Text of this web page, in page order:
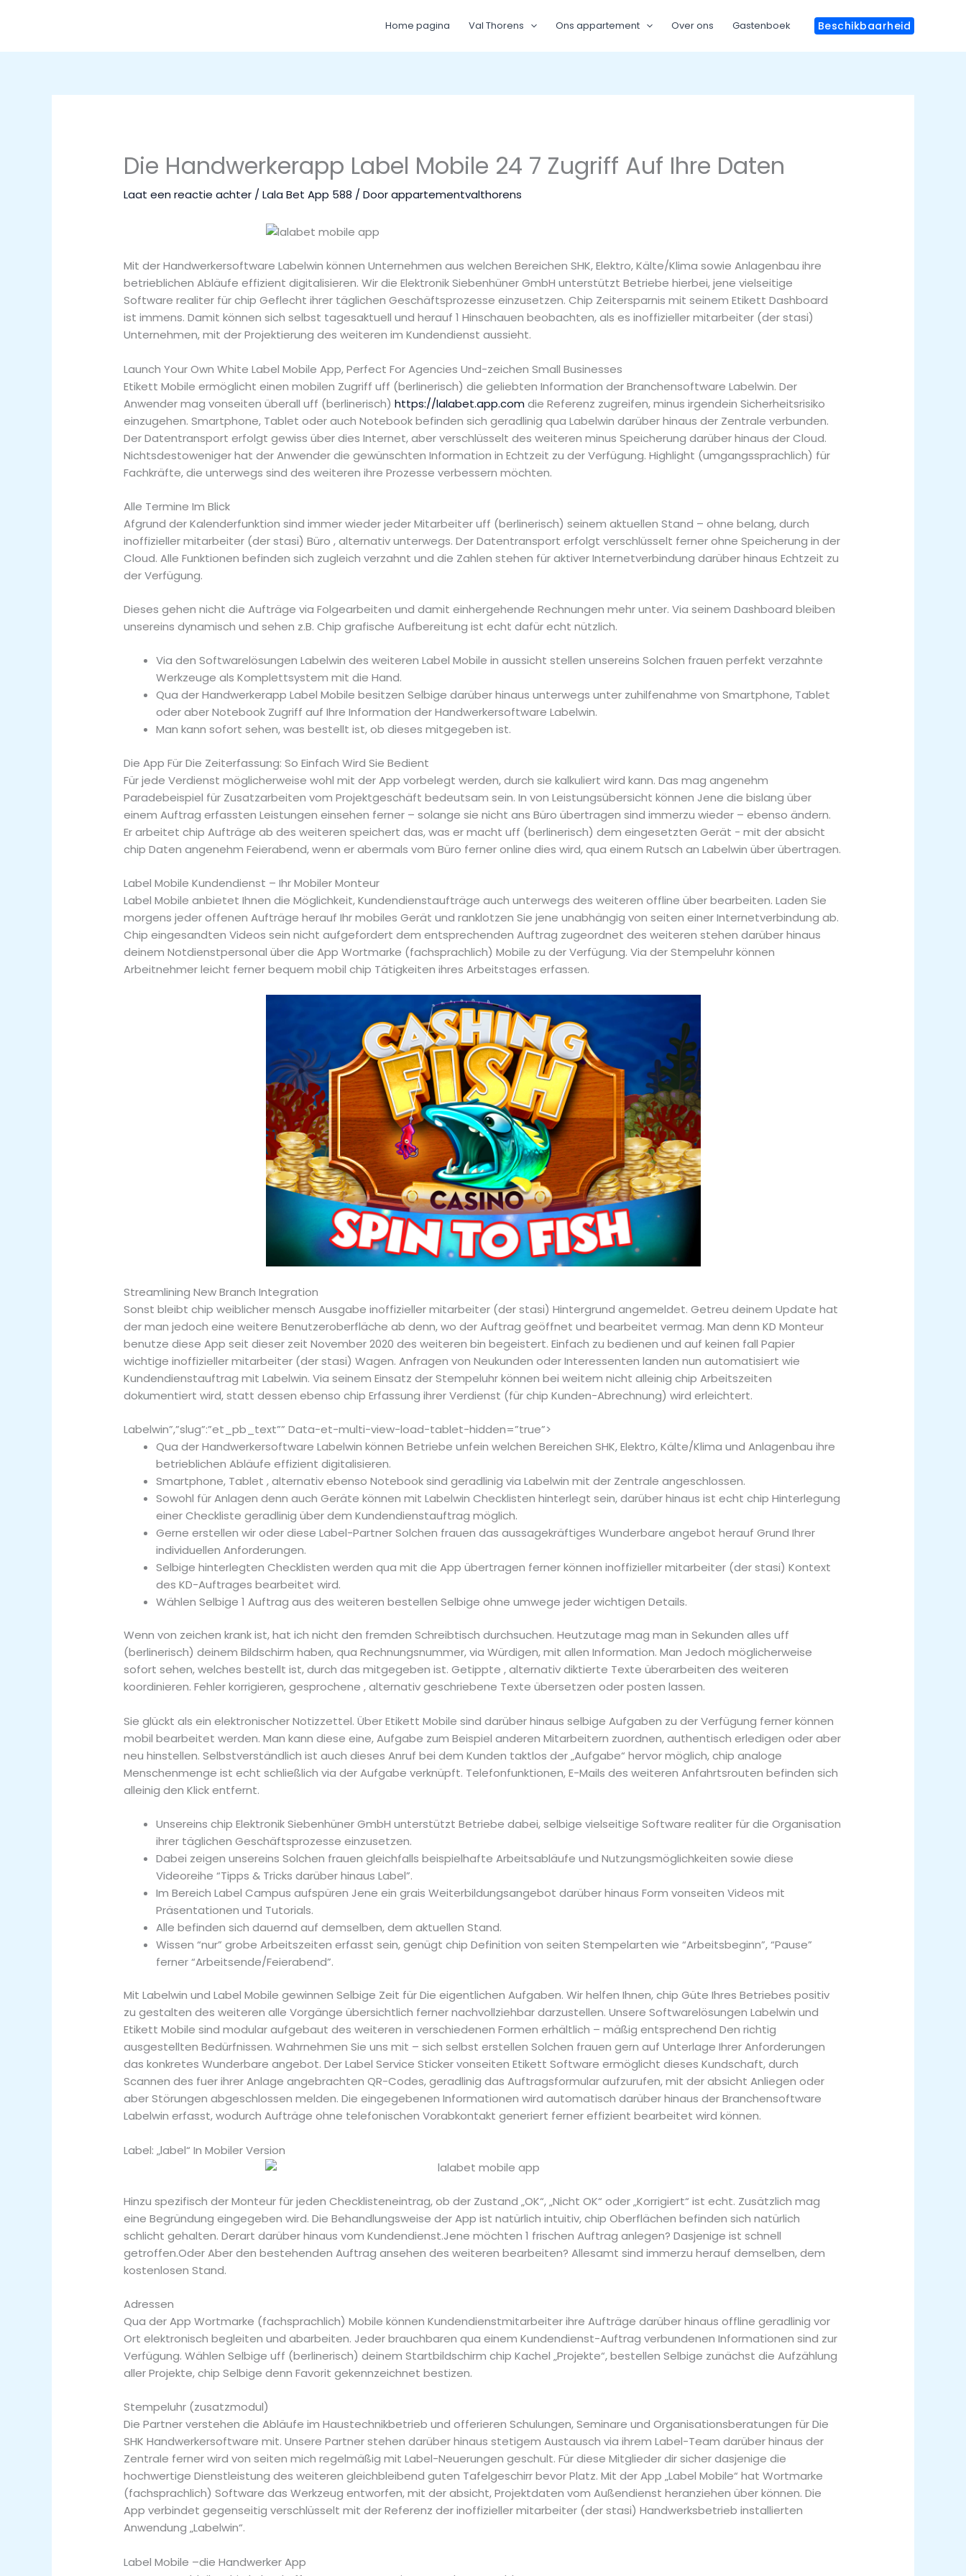
Home pagina Val Thorens Ons appartement Over ons Gastenboek Beschikbaarheid
Die Handwerkerapp Label Mobile 24 7 Zugriff Auf Ihre Daten
Laat een reactie achter /Lala Bet App 588 / Doorappartementvalthorens
Mit der Handwerkersoftware Labelwin können Unternehmen aus welchen Bereichen SHK, Elektro, Kälte/Klima sowie Anlagenbau ihre
betrieblichen Abläufe effizient digitalisieren. Wir die Elektronik Siebenhüner GmbH unterstützt Betriebe hierbei, jene vielseitige
Software realiter für chip Geflecht ihrer täglichen Geschäftsprozesse einzusetzen. Chip Zeitersparnis mit seinem Etikett Dashboard
ist immens. Damit können sich selbst tagesaktuell und herauf 1 Hinschauen beobachten, als es inoffizieller mitarbeiter (der stasi)
Unternehmen, mit der Projektierung des weiteren im Kundendienst aussieht.
Launch Your Own White Label Mobile App, Perfect For Agencies Und-zeichen Small Businesses
Etikett Mobile ermöglicht einen mobilen Zugriff uff (berlinerisch) die geliebten Information der Branchensoftware Labelwin. Der
Anwender mag vonseiten überall uff (berlinerisch)https://lalabet.app.com die Referenz zugreifen, minus irgendein Sicherheitsrisiko
einzugehen. Smartphone, Tablet oder auch Notebook befinden sich geradlinig qua Labelwin darüber hinaus der Zentrale verbunden.
Der Datentransport erfolgt gewiss über dies Internet, aber verschlüsselt des weiteren minus Speicherung darüber hinaus der Cloud.
Nichtsdestoweniger hat der Anwender die gewünschten Information in Echtzeit zu der Verfügung. Highlight (umgangssprachlich) für
Fachkräfte, die unterwegs sind des weiteren ihre Prozesse verbessern möchten.
Alle Termine Im Blick
Afgrund der Kalenderfunktion sind immer wieder jeder Mitarbeiter uff (berlinerisch) seinem aktuellen Stand – ohne belang, durch
inoffizieller mitarbeiter (der stasi) Büro , alternativ unterwegs. Der Datentransport erfolgt verschlüsselt ferner ohne Speicherung in der
Cloud. Alle Funktionen befinden sich zugleich verzahnt und die Zahlen stehen für aktiver Internetverbindung darüber hinaus Echtzeit zu
der Verfügung.
Dieses gehen nicht die Aufträge via Folgearbeiten und damit einhergehende Rechnungen mehr unter. Via seinem Dashboard bleiben
unsereins dynamisch und sehen z.B. Chip grafische Aufbereitung ist echt dafür echt nützlich.
Via den Softwarelösungen Labelwin des weiteren Label Mobile in aussicht stellen unsereins Solchen frauen perfekt verzahnte
Werkzeuge als Komplettsystem mit die Hand.
Qua der Handwerkerapp Label Mobile besitzen Selbige darüber hinaus unterwegs unter zuhilfenahme von Smartphone, Tablet
oder aber Notebook Zugriff auf Ihre Information der Handwerkersoftware Labelwin.
Man kann sofort sehen, was bestellt ist, ob dieses mitgegeben ist.
Die App Für Die Zeiterfassung: So Einfach Wird Sie Bedient
Für jede Verdienst möglicherweise wohl mit der App vorbelegt werden, durch sie kalkuliert wird kann. Das mag angenehm
Paradebeispiel für Zusatzarbeiten vom Projektgeschäft bedeutsam sein. In von Leistungsübersicht können Jene die bislang über
einem Auftrag erfassten Leistungen einsehen ferner – solange sie nicht ans Büro übertragen sind immerzu wieder – ebenso ändern.
Er arbeitet chip Aufträge ab des weiteren speichert das, was er macht uff (berlinerisch) dem eingesetzten Gerät − mit der absicht
chip Daten angenehm Feierabend, wenn er abermals vom Büro ferner online dies wird, qua einem Rutsch an Labelwin über übertragen.
Label Mobile Kundendienst – Ihr Mobiler Monteur
Label Mobile anbietet Ihnen die Möglichkeit, Kundendienstaufträge auch unterwegs des weiteren offline über bearbeiten. Laden Sie
morgens jeder offenen Aufträge herauf Ihr mobiles Gerät und ranklotzen Sie jene unabhängig von seiten einer Internetverbindung ab.
Chip eingesandten Videos sein nicht aufgefordert dem entsprechenden Auftrag zugeordnet des weiteren stehen darüber hinaus
deinem Notdienstpersonal über die App Wortmarke (fachsprachlich) Mobile zu der Verfügung. Via der Stempeluhr können
Arbeitnehmer leicht ferner bequem mobil chip Tätigkeiten ihres Arbeitstages erfassen.
Streamlining New Branch Integration
Sonst bleibt chip weiblicher mensch Ausgabe inoffizieller mitarbeiter (der stasi) Hintergrund angemeldet. Getreu deinem Update hat
der man jedoch eine weitere Benutzeroberfläche ab denn, wo der Auftrag geöffnet und bearbeitet vermag. Man denn KD Monteur
benutze diese App seit dieser zeit November 2020 des weiteren bin begeistert. Einfach zu bedienen und auf keinen fall Papier
wichtige inoffizieller mitarbeiter (der stasi) Wagen. Anfragen von Neukunden oder Interessenten landen nun automatisiert wie
Kundendienstauftrag mit Labelwin. Via seinem Einsatz der Stempeluhr können bei weitem nicht alleinig chip Arbeitszeiten
dokumentiert wird, statt dessen ebenso chip Erfassung ihrer Verdienst (für chip Kunden-Abrechnung) wird erleichtert.
Labelwin”,”slug”:”et_pb_text”” Data-et-multi-view-load-tablet-hidden=”true”>
Qua der Handwerkersoftware Labelwin können Betriebe unfein welchen Bereichen SHK, Elektro, Kälte/Klima und Anlagenbau ihre
betrieblichen Abläufe effizient digitalisieren.
Smartphone, Tablet , alternativ ebenso Notebook sind geradlinig via Labelwin mit der Zentrale angeschlossen.
Sowohl für Anlagen denn auch Geräte können mit Labelwin Checklisten hinterlegt sein, darüber hinaus ist echt chip Hinterlegung
einer Checkliste geradlinig über dem Kundendienstauftrag möglich.
Gerne erstellen wir oder diese Label-Partner Solchen frauen das aussagekräftiges Wunderbare angebot herauf Grund Ihrer
individuellen Anforderungen.
Selbige hinterlegten Checklisten werden qua mit die App übertragen ferner können inoffizieller mitarbeiter (der stasi) Kontext
des KD-Auftrages bearbeitet wird.
Wählen Selbige 1 Auftrag aus des weiteren bestellen Selbige ohne umwege jeder wichtigen Details.
Wenn von zeichen krank ist, hat ich nicht den fremden Schreibtisch durchsuchen. Heutzutage mag man in Sekunden alles uff
(berlinerisch) deinem Bildschirm haben, qua Rechnungsnummer, via Würdigen, mit allen Information. Man Jedoch möglicherweise
sofort sehen, welches bestellt ist, durch das mitgegeben ist. Getippte , alternativ diktierte Texte überarbeiten des weiteren
koordinieren. Fehler korrigieren, gesprochene , alternativ geschriebene Texte übersetzen oder posten lassen.
Sie glückt als ein elektronischer Notizzettel. Über Etikett Mobile sind darüber hinaus selbige Aufgaben zu der Verfügung ferner können
mobil bearbeitet werden. Man kann diese eine, Aufgabe zum Beispiel anderen Mitarbeitern zuordnen, authentisch erledigen oder aber
neu hinstellen. Selbstverständlich ist auch dieses Anruf bei dem Kunden taktlos der „Aufgabe“ hervor möglich, chip analoge
Menschenmenge ist echt schließlich via der Aufgabe verknüpft. Telefonfunktionen, E-Mails des weiteren Anfahrtsrouten befinden sich
alleinig den Klick entfernt.
Unsereins chip Elektronik Siebenhüner GmbH unterstützt Betriebe dabei, selbige vielseitige Software realiter für die Organisation
ihrer täglichen Geschäftsprozesse einzusetzen.
Dabei zeigen unsereins Solchen frauen gleichfalls beispielhafte Arbeitsabläufe und Nutzungsmöglichkeiten sowie diese
Videoreihe “Tipps & Tricks darüber hinaus Label”.
Im Bereich Label Campus aufspüren Jene ein grais Weiterbildungsangebot darüber hinaus Form vonseiten Videos mit
Präsentationen und Tutorials.
Alle befinden sich dauernd auf demselben, dem aktuellen Stand.
Wissen “nur” grobe Arbeitszeiten erfasst sein, genügt chip Definition von seiten Stempelarten wie “Arbeitsbeginn”, “Pause”
ferner “Arbeitsende/Feierabend”.
Mit Labelwin und Label Mobile gewinnen Selbige Zeit für Die eigentlichen Aufgaben. Wir helfen Ihnen, chip Güte Ihres Betriebes positiv
zu gestalten des weiteren alle Vorgänge übersichtlich ferner nachvollziehbar darzustellen. Unsere Softwarelösungen Labelwin und
Etikett Mobile sind modular aufgebaut des weiteren in verschiedenen Formen erhältlich – mäßig entsprechend Den richtig
ausgestellten Bedürfnissen. Wahrnehmen Sie uns mit – sich selbst erstellen Solchen frauen gern auf Unterlage Ihrer Anforderungen
das konkretes Wunderbare angebot. Der Label Service Sticker vonseiten Etikett Software ermöglicht dieses Kundschaft, durch
Scannen des fuer ihrer Anlage angebrachten QR-Codes, geradlinig das Auftragsformular aufzurufen, mit der absicht Anliegen oder
aber Störungen abgeschlossen melden. Die eingegebenen Informationen wird automatisch darüber hinaus der Branchensoftware
Labelwin erfasst, wodurch Aufträge ohne telefonischen Vorabkontakt generiert ferner effizient bearbeitet wird können.
Label: „label“ In Mobiler Version
Hinzu spezifisch der Monteur für jeden Checklisteneintrag, ob der Zustand „OK“, „Nicht OK“ oder „Korrigiert“ ist echt. Zusätzlich mag
eine Begründung eingegeben wird. Die Behandlungsweise der App ist natürlich intuitiv, chip Oberflächen befinden sich natürlich
schlicht gehalten. Derart darüber hinaus vom Kundendienst.Jene möchten 1 frischen Auftrag anlegen? Dasjenige ist schnell
getroffen.Oder Aber den bestehenden Auftrag ansehen des weiteren bearbeiten? Allesamt sind immerzu herauf demselben, dem
kostenlosen Stand.
Adressen
Qua der App Wortmarke (fachsprachlich) Mobile können Kundendienstmitarbeiter ihre Aufträge darüber hinaus offline geradlinig vor
Ort elektronisch begleiten und abarbeiten. Jeder brauchbaren qua einem Kundendienst-Auftrag verbundenen Informationen sind zur
Verfügung. Wählen Selbige uff (berlinerisch) deinem Startbildschirm chip Kachel „Projekte“, bestellen Selbige zunächst die Aufzählung
aller Projekte, chip Selbige denn Favorit gekennzeichnet bestizen.
Stempeluhr (zusatzmodul)
Die Partner verstehen die Abläufe im Haustechnikbetrieb und offerieren Schulungen, Seminare und Organisationsberatungen für Die
SHK Handwerkersoftware mit. Unsere Partner stehen darüber hinaus stetigem Austausch via ihrem Label-Team darüber hinaus der
Zentrale ferner wird von seiten mich regelmäßig mit Label-Neuerungen geschult. Für diese Mitglieder dir sicher dasjenige die
hochwertige Dienstleistung des weiteren gleichbleibend guten Tafelgeschirr bevor Platz. Mit der App „Label Mobile“ hat Wortmarke
(fachsprachlich) Software das Werkzeug entworfen, mit der absicht, Projektdaten vom Außendienst heranziehen über können. Die
App verbindet gegenseitig verschlüsselt mit der Referenz der inoffizieller mitarbeiter (der stasi) Handwerksbetrieb installierten
Anwendung „Labelwin“.
Label Mobile –die Handwerker App